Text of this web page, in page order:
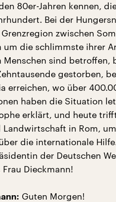
80er-Jahren kennen,
Bei der
zwischen
um die schlimmste ihrer
Menschen sind betroffen,
gestorben,
erreichen, wo über
haben die Situation
erklärt, und heute
Landwirtschaft in Rom,
die internationale
der Deutschen
Dieckmann!
Guten Morgen!